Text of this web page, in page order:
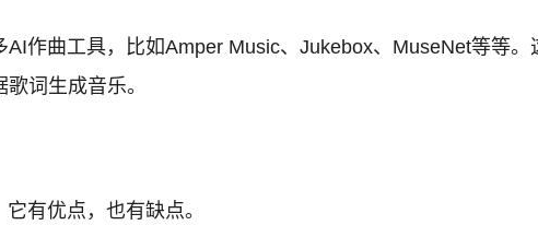
AI作曲工具，比如Amper Music、Jukebox、MuseNet等等
词生成音乐。
有优点，也有缺点。